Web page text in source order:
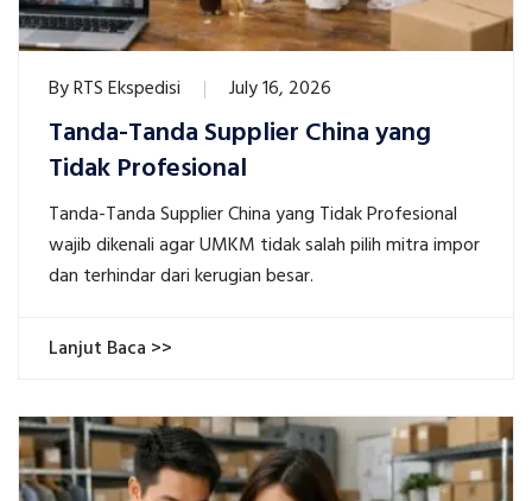
ByRTS Ekspedisi July 16, 2026
Tanda-Tanda Supplier China yang
Tidak Profesional
Tanda-Tanda Supplier China yang Tidak Profesional
wajib dikenali agar UMKM tidak salah pilih mitra impor
dan terhindar dari kerugian besar.
Lanjut Baca >>